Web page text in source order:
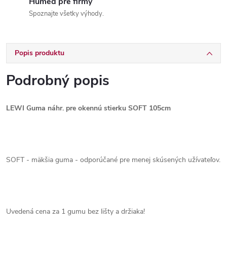
Spoznajte všetky výhody.
Popis produktu
Podrobný popis
LEWI Guma náhr. pre okennú stierku SOFT 105cm
SOFT - mäkšia guma - odporúčané pre menej skúsených užívateľov.
Uvedená cena za 1 gumu bez lišty a držiaka!